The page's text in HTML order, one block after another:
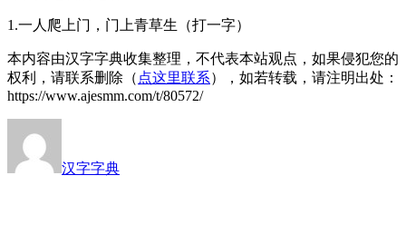
1.一人爬上门，门上青草生（打一字）
本内容由汉字字典收集整理，不代表本站观点，如果侵犯您的
权利，请联系删除（ 点这里联系），如若转载，请注明出处：
https://www.ajesmm.com/t/80572/
汉字字典